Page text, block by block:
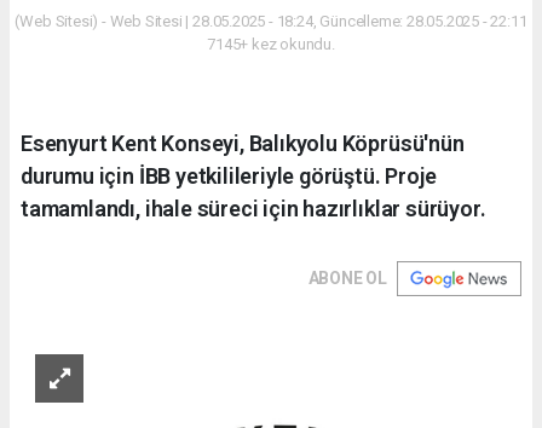
(Web Sitesi) - Web Sitesi | 28.05.2025 - 18:24, Güncelleme: 28.05.2025 - 22:11
7145+ kez okundu.
Esenyurt Kent Konseyi, Balıkyolu Köprüsü'nün
durumu için İBB yetkilileriyle görüştü. Proje
tamamlandı, ihale süreci için hazırlıklar sürüyor.
ABONE OL